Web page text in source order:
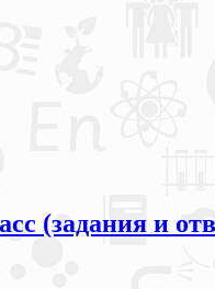
(задания и